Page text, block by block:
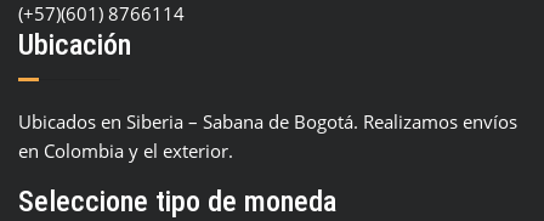
(+57)(601) 8766114
Ubicación
Ubicados en Siberia – Sabana de Bogotá. Realizamos envíos
en Colombia y el exterior.
Seleccione tipo de moneda